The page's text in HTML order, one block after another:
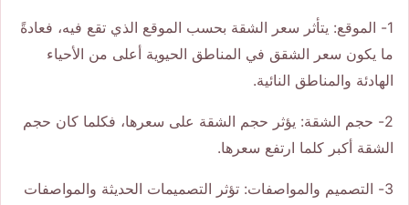
1- الموقع: يتأثر سعر الشقة بحسب الموقع الذي تقع فيه، فعادةً
ما يكون سعر الشقق في المناطق الحيوية أعلى من الأحياء
الهادئة والمناطق النائية.
2- حجم الشقة: يؤثر حجم الشقة على سعرها، فكلما كان حجم
الشقة أكبر كلما ارتفع سعرها.
3- التصميم والمواصفات: تؤثر التصميمات الحديثة والمواصفات